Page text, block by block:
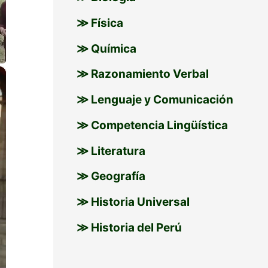
×
≫ Física
≫ Química
≫ Razonamiento Verbal
≫ Lenguaje y Comunicación
≫ Competencia Lingüística
≫ Literatura
≫ Geografía
≫ Historia Universal
≫ Historia del Perú